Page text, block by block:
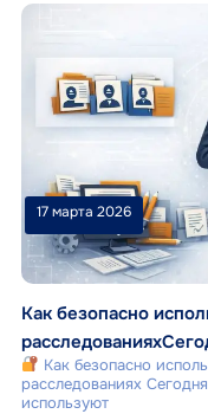
17 марта 2026
Как безопасно
Как безопасно
расследованиях
используют